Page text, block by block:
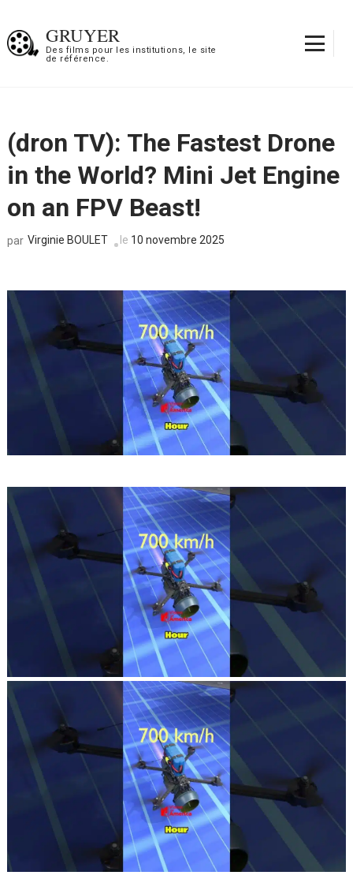
contenu
GRUYER
Des films pour les institutions, le site
de référence.
(dron TV): The Fastest Drone
in the World? Mini Jet Engine
on an FPV Beast!
par Virginie BOULET le 10 novembre 2025